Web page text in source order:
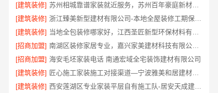
[建筑装修]
苏州相城靠谱家装就近服务，苏州百年豪庭新材料有限公司品质装修
[建筑装修]
浙江臻美新型建材有限公司-本地全屋装修工期保障大平层
[建筑装修]
[招商加盟]
南湖区装修家居专业，嘉兴家美建材科技有限公司品质保障
[招商加盟] 海安毛坯家装电话 南通宏域全宅装饰建材有限公司
[建筑装修]
匠心施工家装施工对接渠道—宁波雅美和居建材科技有限公司
[建筑装修]
西安莲湖区专业家装平层自有施工队-居安天成建筑工程